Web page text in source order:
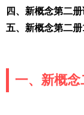
四、新概念第二
五、新概念第二
一、新概